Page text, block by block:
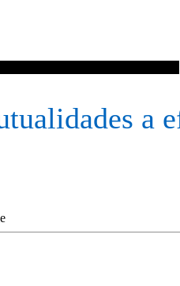
de la deducción por maternidad
a